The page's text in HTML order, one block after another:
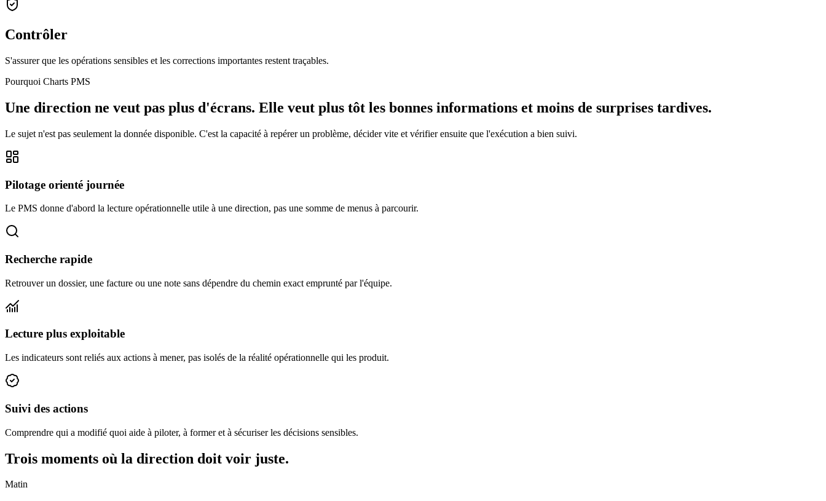
Contrôler
S'assurer que les opérations sensibles et les corrections importantes restent traçables.
Pourquoi Charts PMS
Une direction ne veut pas plus d'écrans. Elle veut plus tôt les bonnes informations et moins de surprises tardives.
Le sujet n'est pas seulement la donnée disponible. C'est la capacité à repérer un problème, décider vite et vérifier ensuite que l'exécution a bien suivi.
Pilotage orienté journée
Le PMS donne d'abord la lecture opérationnelle utile à une direction, pas une somme de menus à parcourir.
Recherche rapide
Retrouver un dossier, une facture ou une note sans dépendre du chemin exact emprunté par l'équipe.
Lecture plus exploitable
Les indicateurs sont reliés aux actions à mener, pas isolés de la réalité opérationnelle qui les produit.
Suivi des actions
Comprendre qui a modifié quoi aide à piloter, à former et à sécuriser les décisions sensibles.
Trois moments où la direction doit voir juste.
Matin